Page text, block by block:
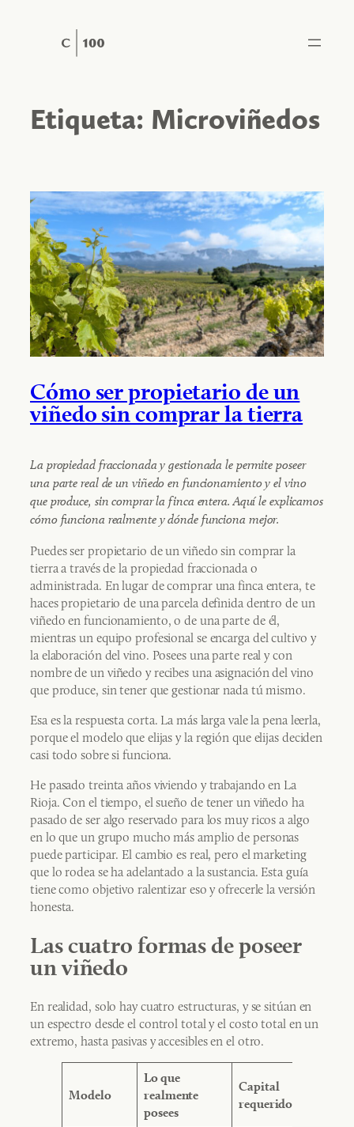
Etiqueta: Microviñedos
Cómo ser propietario de un
viñedo sin comprar la tierra
La propiedad fraccionada y gestionada le permite poseer
una parte real de un viñedo en funcionamiento y el vino
que produce, sin comprar la finca entera. Aquí le explicamos
cómo funciona realmente y dónde funciona mejor.
Puedes ser propietario de un viñedo sin comprar la
tierra a través de la propiedad fraccionada o
administrada. En lugar de comprar una finca entera, te
haces propietario de una parcela definida dentro de un
viñedo en funcionamiento, o de una parte de él,
mientras un equipo profesional se encarga del cultivo y
la elaboración del vino. Posees una parte real y con
nombre de un viñedo y recibes una asignación del vino
que produce, sin tener que gestionar nada tú mismo.
Esa es la respuesta corta. La más larga vale la pena leerla,
porque el modelo que elijas y la región que elijas deciden
casi todo sobre si funciona.
He pasado treinta años viviendo y trabajando en La
Rioja. Con el tiempo, el sueño de tener un viñedo ha
pasado de ser algo reservado para los muy ricos a algo
en lo que un grupo mucho más amplio de personas
puede participar. El cambio es real, pero el marketing
que lo rodea se ha adelantado a la sustancia. Esta guía
tiene como objetivo ralentizar eso y ofrecerle la versión
honesta.
Las cuatro formas de poseer
un viñedo
En realidad, solo hay cuatro estructuras, y se sitúan en
un espectro desde el control total y el costo total en un
extremo, hasta pasivas y accesibles en el otro.
Modelo
Lo que
realmente
posees
Capital
requerido